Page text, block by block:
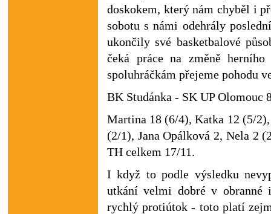
doskokem, který nám chyběl i
sobotu s námi odehrály
ukončily své basketbalové
čeká práce na změně
spoluhráčkám přejeme pohodu
BK Studánka - SK UP Olomouc
Martina 18 (6/4), Katka 12 (5/
(2/1), Jana Opálková 2, Nela 2
TH celkem 17/11.
I když to podle výsledku
utkání velmi dobré v obranné
rychlý protiútok - toto platí